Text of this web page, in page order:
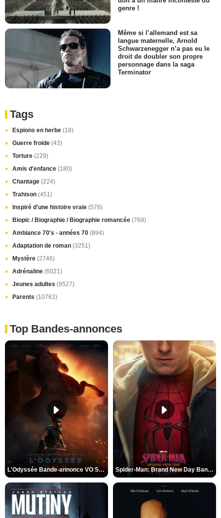
genre !
Même si l’allemand est sa
langue maternelle, Arnold
Schwarzenegger n’a pas eu le
droit de doubler son propre
personnage dans la saga
Terminator
Tags
Espions en herbe (18)
Guerre froide (43)
Torture (229)
Amis d'enfance (180)
Chantage (224)
Trahison (451)
Inspiré d'une histoire vraie (578)
Biopic / Biographie / Biographie romancée (769)
Ambiance 70's - années 70 (894)
Adaptation de roman (3251)
Mystère (2746)
Adrénaline (6021)
Jeunes adultes (9527)
Parents (10763)
Top Bandes-annonces
L'Odyssée Bande-annonce VO STFR Spider-Man: Brand New Day Bande-annonce VO STFR